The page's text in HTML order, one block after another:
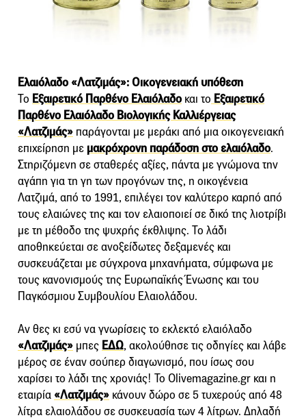
Ελαιόλαδο «Λατζιμάς»: Οικογενειακή υπόθεση
Το Εξαιρετικό Παρθένο Ελαιόλαδο και το Εξαιρετικό
Παρθένο Ελαιόλαδο Βιολογικής Καλλιέργειας
«Λατζιμάς» παράγονται με μεράκι από μια οικογενειακή
επιχείρηση με μακρόχρονη παράδοση στο ελαιόλαδο.
Στηριζόμενη σε σταθερές αξίες, πάντα με γνώμονα την
αγάπη για τη γη των προγόνων της, η οικογένεια
Λατζιμά, από το 1991, επιλέγει τον καλύτερο καρπό από
τους ελαιώνες της και τον ελαιοποιεί σε δικό της λιοτρίβι
με τη μέθοδο της ψυχρής έκθλιψης. Το λάδι
αποθηκεύεται σε ανοξείδωτες δεξαμενές και
συσκευάζεται με σύγχρονα μηχανήματα, σύμφωνα με
τους κανονισμούς της Ευρωπαϊκής Ένωσης και του
Παγκόσμιου Συμβουλίου Ελαιολάδου.
Aν θες κι εσύ να γνωρίσεις το εκλεκτό ελαιόλαδο
«Λατζιμάς» μπες ΕΔΩ, ακολούθησε τις οδηγίες και λάβε
μέρος σε έναν σούπερ διαγωνισμό, που ίσως σου
χαρίσει το λάδι της χρονιάς! To Olivemagazine.gr και η
εταιρία «Λατζιμάς» κάνουν δώρο σε 5 τυχερούς από 48
λίτρα ελαιολάδου σε συσκευασία των 4 λίτρων. Δηλαδή